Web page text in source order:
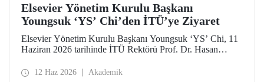
Elsevier Yönetim Kurulu Başkanı
Youngsuk ‘YS’ Chi’den İTÜ’ye Ziyaret
Elsevier Yönetim Kurulu Başkanı Youngsuk ‘YS’ Chi, 11
Haziran 2026 tarihinde İTÜ Rektörü Prof. Dr. Hasan
araştırma ekosistemlerinde yapay zekânın dönüştürücü
12 Haz 2026 Akademik